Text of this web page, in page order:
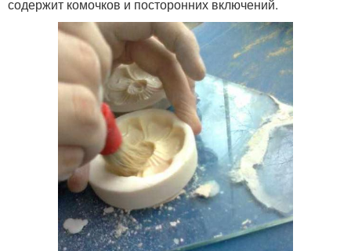
содержит комочков и посторонних включений.